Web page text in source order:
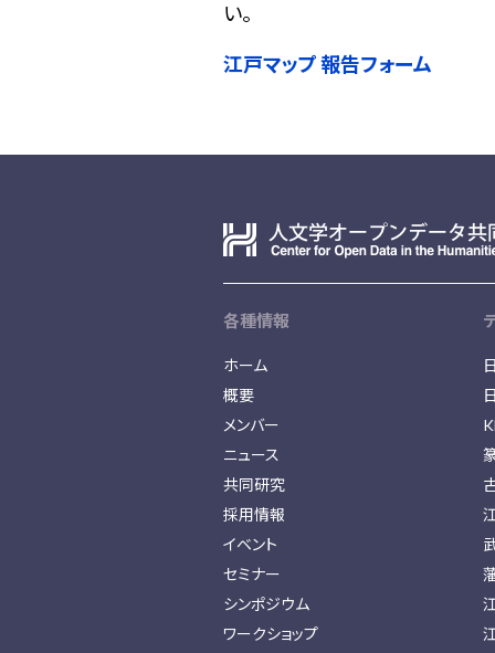
い。
江戸マップ 報告フォーム
各種情報
ホーム
概要
メンバー
ニュース
共同研究
採用情報
イベント
セミナー
シンポジウム
ワークショップ